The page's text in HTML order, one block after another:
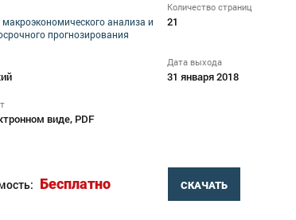
анализа и
прогнозирования
Количество страниц
21
Дата выхода
31 января 2018
виде, PDF
Бесплатно СКАЧАТЬ